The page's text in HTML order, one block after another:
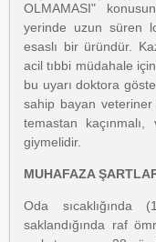
OLMAMASI"
yerinde uzun süren
esaslı bir üründür.
acil tıbbi müdahale
bu uyarı doktora
sahip bayan
temastan
giymelidir.
MUHAFAZA
Oda
saklandığında raf